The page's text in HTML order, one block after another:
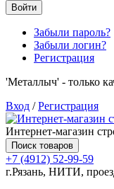
Войти
Забыли пароль?
Забыли логин?
Регистрация
'Металлыч' - только
Вход /Регистрация
Интернет-магазин
Поиск товаров
+7 (4912) 52-99-59
г.Рязань, НИТИ,